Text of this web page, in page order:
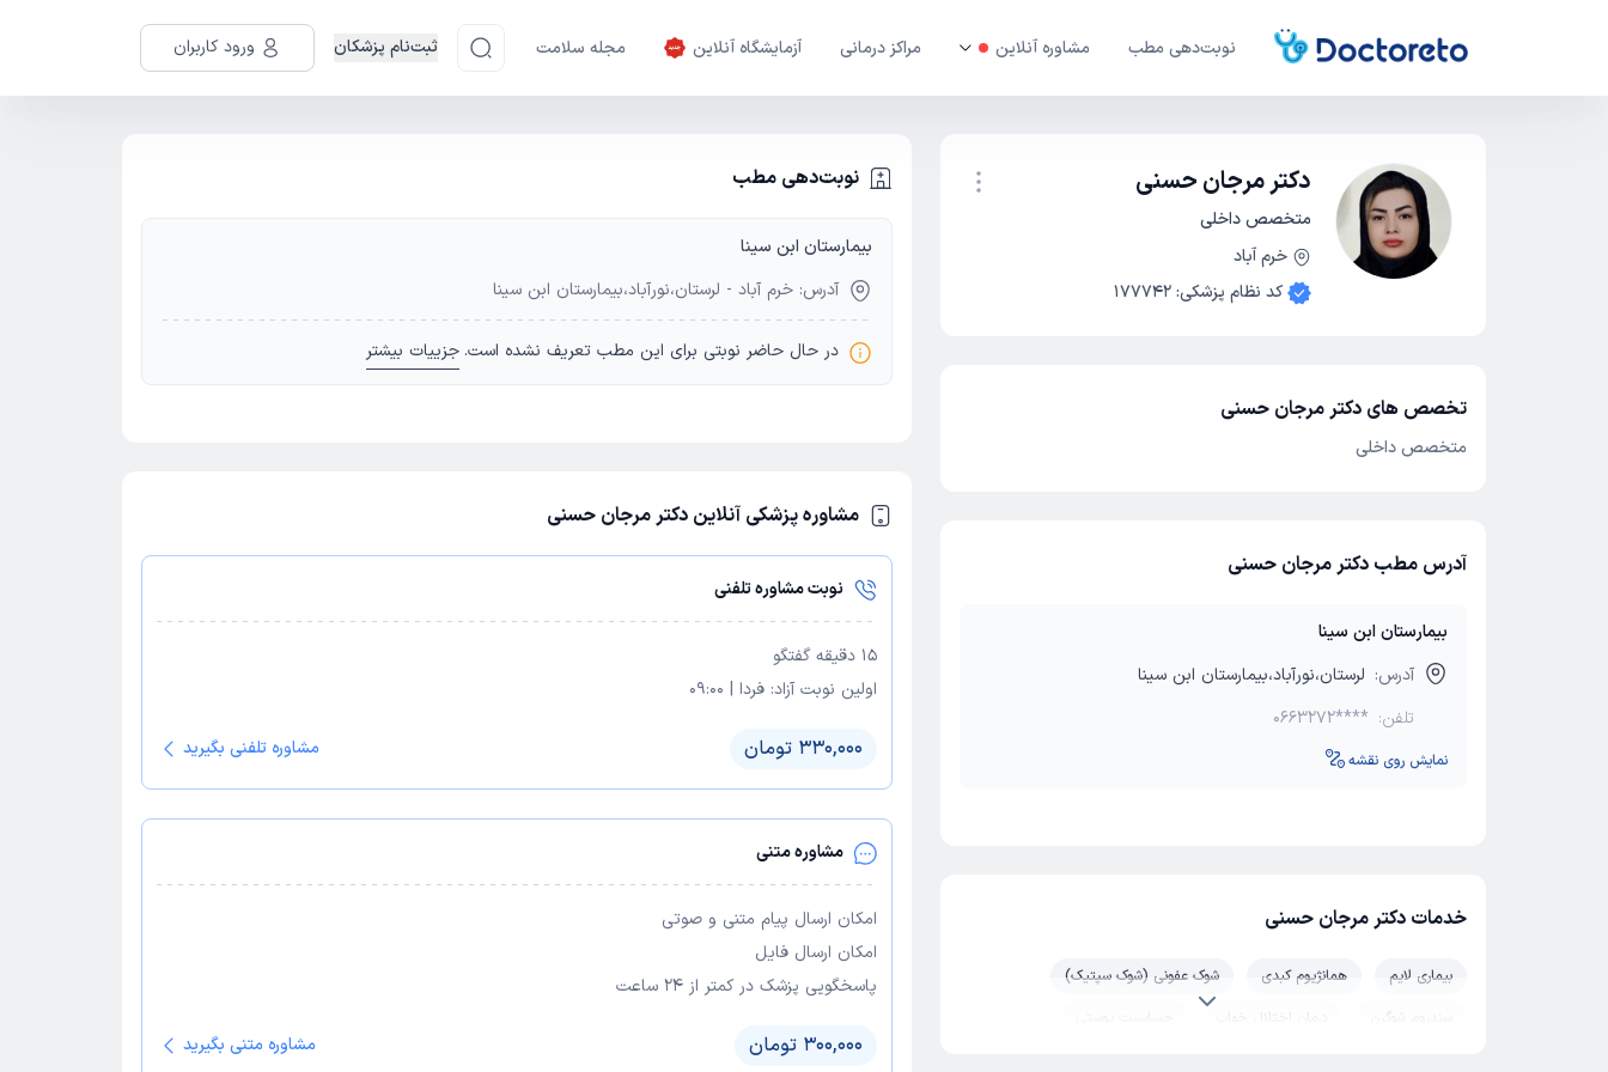
نوبت‌دهی مطب مشاوره آنلاین مراکز درمانی آزمایشگاه آنلاین مجله سلامت ثبت‌نام پزشکان ورود کاربران
دکتر مرجان حسنی
متخصص داخلی
خرم آباد
کد نظام پزشکی:
177742
نوبت‌دهی مطب
بیمارستان ابن سینا
آدرس: خرم آباد - لرستان،نورآباد،بیمارستان ابن سینا
در حال حاضر نوبتی برای این مطب تعریف نشده است. جزییات بیشتر
مشاوره پزشکی آنلاین دکتر مرجان حسنی
نوبت مشاوره تلفنی
15 دقیقه گفتگو
اولین نوبت آزاد: فردا |
09:00
330,000 تومان مشاوره تلفنی بگیرید
مشاوره متنی
امکان ارسال پیام متنی و صوتی
امکان ارسال فایل
پاسخگویی پزشک در کمتر از ۲۴ ساعت
300,000 تومان مشاوره متنی بگیرید
تخصص های دکتر مرجان حسنی
متخصص داخلی
آدرس مطب دکتر مرجان حسنی
بیمارستان ابن سینا
آدرس: لرستان،نورآباد،بیمارستان ابن سینا
تلفن: 0663272****
نمایش روی نقشه
خدمات دکتر مرجان حسنی
بیماری لایم همانژیوم کبدی
شوک عفونی (شوک سپتیک)
سندروم شوگرن
درمان اختلال خواب
حساسیت پوستی